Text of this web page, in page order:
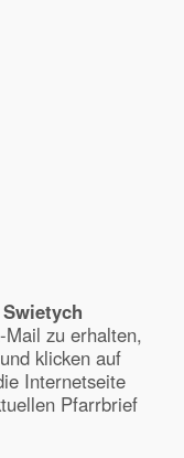
zu erhalten,
klicken auf
Internetseite
Pfarrbrief